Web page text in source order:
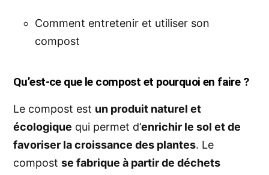
Comment entretenir et utiliser son
compost
Qu’est-ce que le compost et pourquoi en faire ?
Le compost est un produit naturel et
écologique qui permet d’enrichir le sol et de
favoriser la croissance des plantes. Le
compost se fabrique à partir de déchets